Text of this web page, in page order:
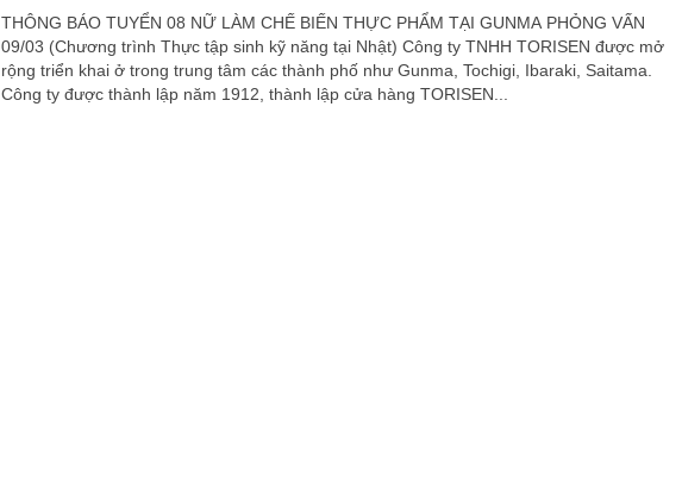
THÔNG BÁO TUYỂN 08 NỮ LÀM CHẾ BIẾN THỰC PHẨM TẠI GUNMA PHỎNG VẤN
09/03 (Chương trình Thực tập sinh kỹ năng tại Nhật) Công ty TNHH TORISEN được mở
rộng triển khai ở trong trung tâm các thành phố như Gunma, Tochigi, Ibaraki, Saitama.
Công ty được thành lập năm 1912, thành lập cửa hàng TORISEN...